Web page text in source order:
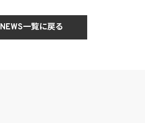
NEWS一覧に戻る